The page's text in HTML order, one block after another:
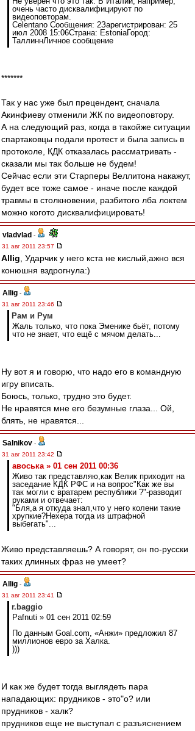
очень часто дисквалифицируют по
видеоповторам.
Celentano Сообщения: 2Зарегистрирован: 25
июл 2008 15:06Страна: EstoniaГород:
ТаллиннЛичное сообщение
*******
Так у нас уже был прецендент, сначала
Акинфиеву отменили ЖК по видеоповтору.
А на следующий раз, когда в такойже ситуации
спартаковцы подали протест и была запись в
протоколе, КДК отказалась рассматривать -
сказали мы так больше не будем!
Сейчас если эти Старперы Веллитона накажут,
будет все тоже самое - иначе после каждой
травмы в столкновении, разбитого лба локтем
можно когото дисквалифицировать!
vladvlad -
31 авг 2011 23:57
Allig , Ударчик у него кста не кислый,ажно вся
конюшня вздрогнула:)
Allig -
31 авг 2011 23:46
Рам и Рум
Жаль только, что пока Эменике бьёт, потому
что не знает, что ещё с мячом делать...
Ну вот я и говорю, что надо его в командную
игру вписать.
Боюсь, только, трудно это будет.
Не нравятся мне его безумные глаза... Ой,
блять, не нравятся...
Salnikov -
31 авг 2011 23:42
авоська » 01 сен 2011 00:36
Живо так представляю,как Велик приходит на
заседание КДК РФС и на вопрос"Как же вы
так могли с вратарем республики ?"-разводит
руками и отвечает:
"Бля,а я откуда знал,что у него колени такие
хрупкие?Нехера тогда из штрафной
выбегать"...
Живо представляешь? А говорят, он по-русски
таких длинных фраз не умеет?
Allig -
31 авг 2011 23:41
r.baggio
Pafnuti » 01 сен 2011 02:59
По данным Goal.com, «Анжи» предложил 87
миллионов евро за Халка.
)))
И как же будет тогда выглядеть пара
нападающих: прудников - это"о? или
прудников - халк?
прудников еще не выступал с разъяснением